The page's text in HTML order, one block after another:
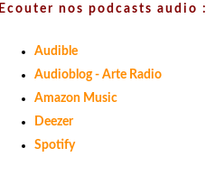
Ecouter nos podcasts audio :
Audible
Audioblog - Arte Radio
Amazon Music
Deezer
Spotify